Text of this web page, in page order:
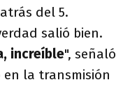
del 5.
salió bien.
increíble", señaló
la transmisión